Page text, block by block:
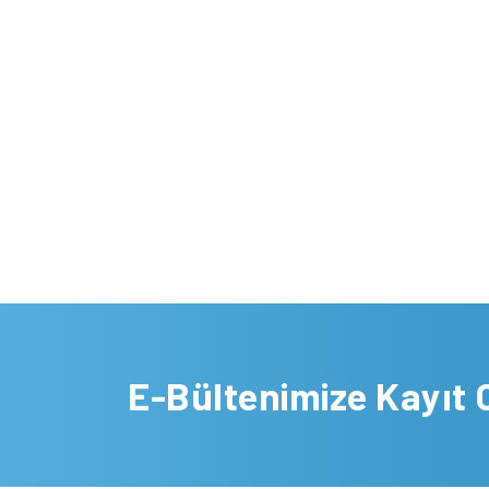
E-Bültenimize Kayıt